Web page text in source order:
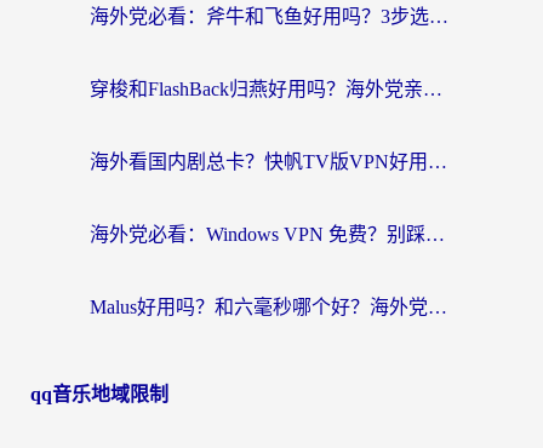
海外党必看：斧牛和飞鱼好用吗？3步选对回国加速器，无缝刷剧玩国服
穿梭和FlashBack归燕好用吗？海外党亲测3款热门回国加速器，教你选对不踩坑
海外看国内剧总卡？快帆TV版VPN好用吗？和快滚VPN对比哪个回国效果更好？
海外党必看：Windows VPN 免费？别踩坑！教你选对好用的国内加速器无缝回国
Malus好用吗？和六毫秒哪个好？海外党选回国加速器的避坑指南
qq音乐地域限制